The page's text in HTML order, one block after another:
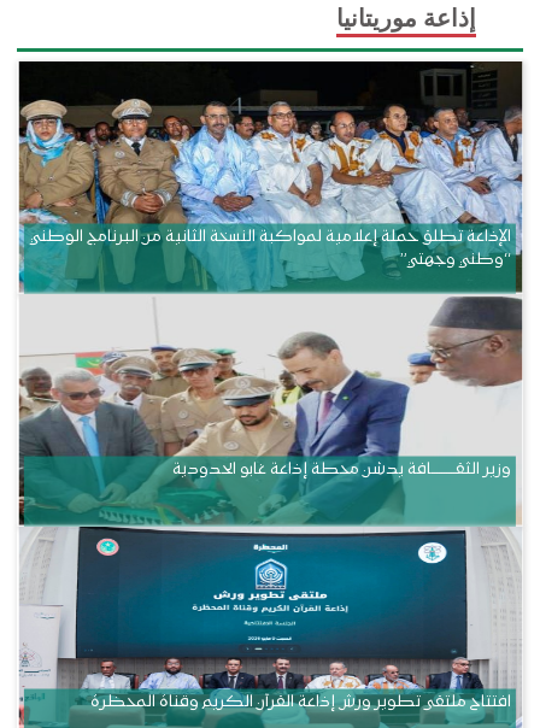
إذاعة موريتانيا
الإذاعة تطلق حملة إعلامية لمواكبة النسخة الثانية من البرنامج الوطني
“وطني وجهتي”
وزير الثقــــــــــافة يدشن محطة إذاعة غابو الحدودية
افتتاح ملتقى تطوير ورش إذاعة القرآن الكريم وقناة المحظرة